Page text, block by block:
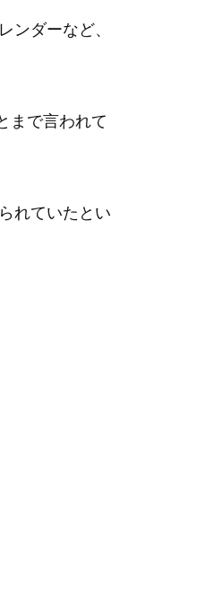
ンダーなど、
まで言われて
れていたとい